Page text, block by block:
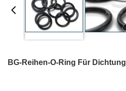
BG-Reihen-O-Ring Für Dichtung